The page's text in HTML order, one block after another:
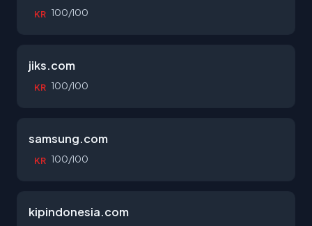
KR 100/100
jiks.com
KR 100/100
samsung.com
KR 100/100
kipindonesia.com